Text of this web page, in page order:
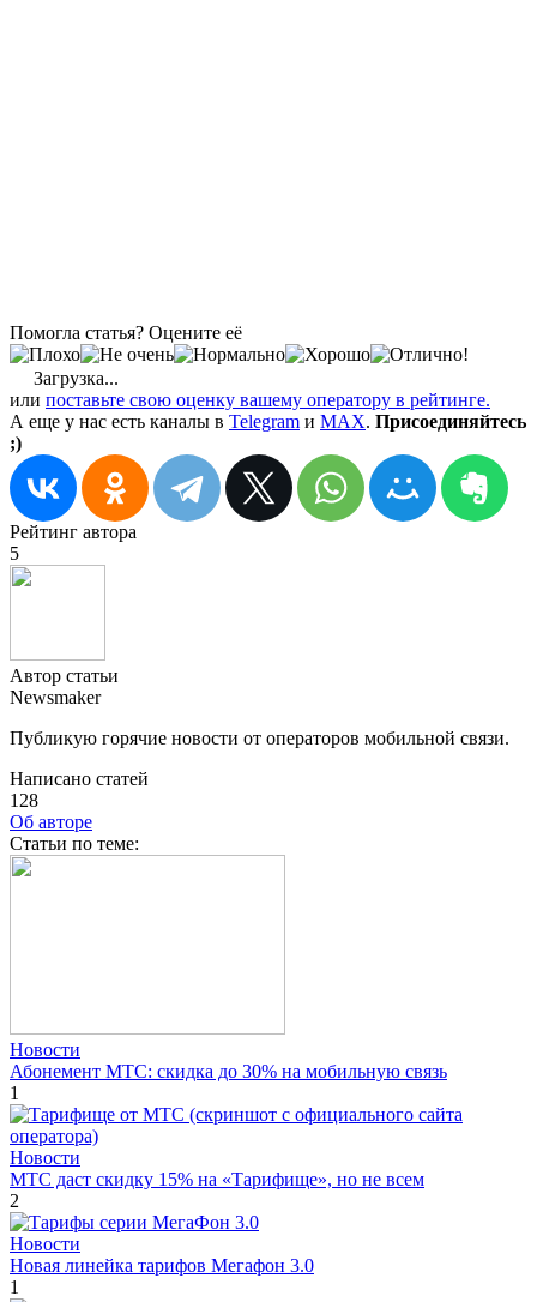
Помогла статья? Оцените её
Загрузка...
или поставьте свою оценку вашему оператору в рейтинге.
А еще у нас есть каналы в Telegram и MAX. Присоединяйтесь
;)
Рейтинг автора
5
Автор статьи
Newsmaker
Публикую горячие новости от операторов мобильной связи.
Написано статей
128
Об авторе
Cтатьи по теме:
Новости
Абонемент МТС: скидка до 30% на мобильную связь
1
Новости
МТС даст скидку 15% на «Тарифище», но не всем
2
Новости
Новая линейка тарифов Мегафон 3.0
1